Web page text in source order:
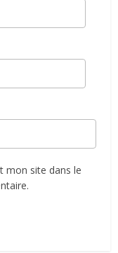
mon site dans le